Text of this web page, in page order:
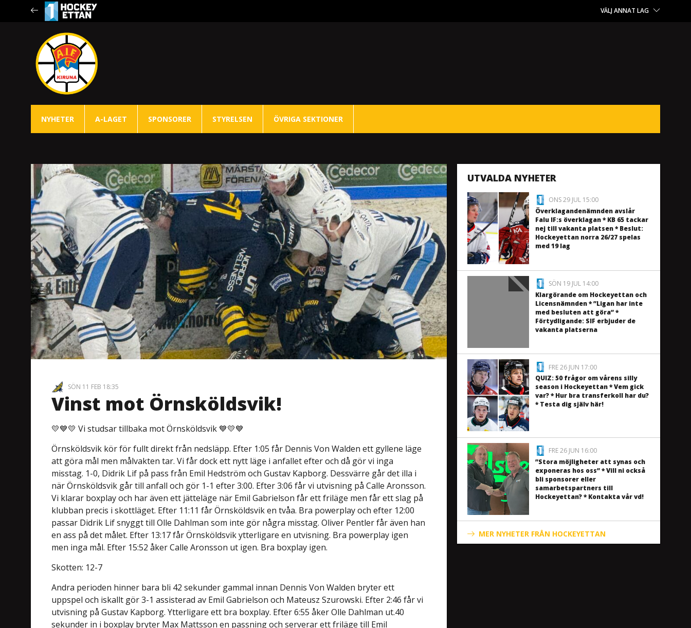
VÄLJ ANNAT LAG
NYHETER A-LAGET SPONSORER STYRELSEN ÖVRIGA SEKTIONER
SÖN 11 FEB 18:35
Vinst mot Örnsköldsvik!
💛💙💛 Vi studsar tillbaka mot Örnsköldsvik 💙💛💙
Örnsköldsvik kör för fullt direkt från nedsläpp. Efter 1:05 får Dennis Von Walden ett gyllene läge
att göra mål men målvakten tar. Vi får dock ett nytt läge i anfallet efter och då gör vi inga
misstag. 1-0, Didrik Lif på pass från Emil Hedström och Gustav Kapborg. Dessvärre går det illa i
när Örnsköldsvik går till anfall och gör 1-1 efter 3:00. Efter 3:06 får vi utvisning på Calle Aronsson.
Vi klarar boxplay och har även ett jätteläge när Emil Gabrielson får ett friläge men får ett slag på
klubban precis i skottläget. Efter 11:11 får Örnsköldsvik en tvåa. Bra powerplay och efter 12:00
passar Didrik Lif snyggt till Olle Dahlman som inte gör några misstag. Oliver Pentler får även han
en ass på det målet. Efter 13:17 får Örnsköldsvik ytterligare en utvisning. Bra powerplay igen
men inga mål. Efter 15:52 åker Calle Aronsson ut igen. Bra boxplay igen.
Skotten: 12-7
Andra perioden hinner bara bli 42 sekunder gammal innan Dennis Von Walden bryter ett
uppspel och iskallt gör 3-1 assisterad av Emil Gabrielson och Mateusz Szurowski. Efter 2:46 får vi
utvisning på Gustav Kapborg. Ytterligare ett bra boxplay. Efter 6:55 åker Olle Dahlman ut.40
sekunder in i boxplay bryter Max Mattsson en passning och serverar ett friläge till Emil
UTVALDA NYHETER
ONS 29 JUL 15:00
Överklagandenämnden avslår
Falu IF:s överklagan * KB 65 tackar
nej till vakanta platsen * Beslut:
Hockeyettan norra 26/27 spelas
med 19 lag
SÖN 19 JUL 14:00
Klargörande om Hockeyettan och
Licensnämnden * ”Ligan har inte
med besluten att göra” *
Förtydligande: SIF erbjuder de
vakanta platserna
FRE 26 JUN 17:00
QUIZ: 50 frågor om vårens silly
season i Hockeyettan * Vem gick
var? * Hur bra transferkoll har du?
* Testa dig själv här!
FRE 26 JUN 16:00
”Stora möjligheter att synas och
exponeras hos oss” * Vill ni också
bli sponsorer eller
samarbetspartners till
Hockeyettan? * Kontakta vår vd!
MER NYHETER FRÅN HOCKEYETTAN